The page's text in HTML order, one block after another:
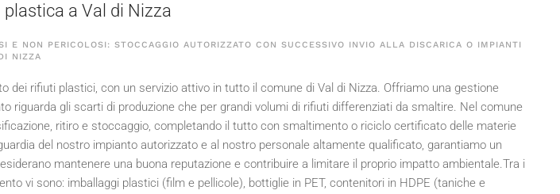
a Val di Nizza
E NON PERICOLOSI: STOCCAGGIO AUTORIZZATO CON SUCCESSIVO INVIO ALLA DISCARICA O IMPIANTI
NIZZA
dei rifiuti plastici, con un servizio attivo in tutto il comune di Val di Nizza. Offriamo una gestione
riguarda gli scarti di produzione che per grandi volumi di rifiuti differenziati da smaltire. Nel comune
ritiro e stoccaggio, completando il tutto con smaltimento o riciclo certificato delle materie
del nostro impianto autorizzato e al nostro personale altamente qualificato, garantiamo un
mantenere una buona reputazione e contribuire a limitare il proprio impatto ambientale.Tra i
vi sono: imballaggi plastici (film e pellicole), bottiglie in PET, contenitori in HDPE (taniche e